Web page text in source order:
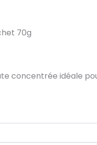
70g
concentrée idéale